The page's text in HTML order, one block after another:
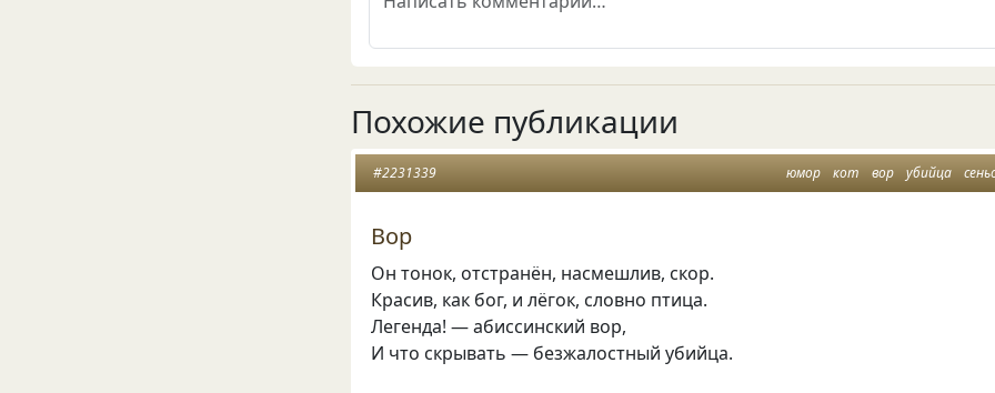
Похожие публикации
юмор кот вор убийца
#2231339
Вор
Он тонок, отстранён, насмешлив, скор.
Красив, как бог, и лёгок, словно птица.
Легенда! — абиссинский вор,
И что скрывать — безжалостный убийца.